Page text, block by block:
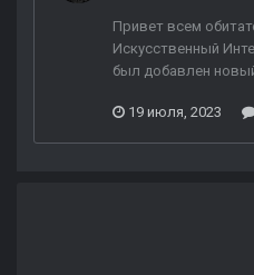
Привет всем
Искусственный
был добавлен
19 июля, 2023